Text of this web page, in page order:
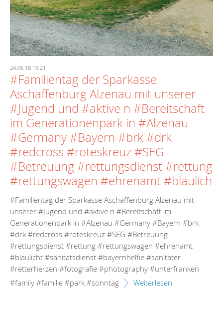
24.06.18 19:21
#Familientag der Sparkasse
Aschaffenburg Alzenau mit unserer
#Jugend und #aktive n #Bereitschaft
im Generationenpark in #Alzenau
#Germany #Bayern #brk #drk
#redcross #roteskreuz #SEG
#Betreuung #rettungsdienst #rettung
#rettungswagen #ehrenamt #blaulich
#Familientag der Sparkasse Aschaffenburg Alzenau mit
unserer #Jugend und #aktive n #Bereitschaft im
Generationenpark in #Alzenau #Germany #Bayern #brk
#drk #redcross #roteskreuz #SEG #Betreuung
#rettungsdienst #rettung #rettungswagen #ehrenamt
#blaulicht #sanitätsdienst #bayernhelfie #sanitäter
#retterherzen #fotografie #photography #unterfranken
#family #familie #park #sonntag
Weiterlesen